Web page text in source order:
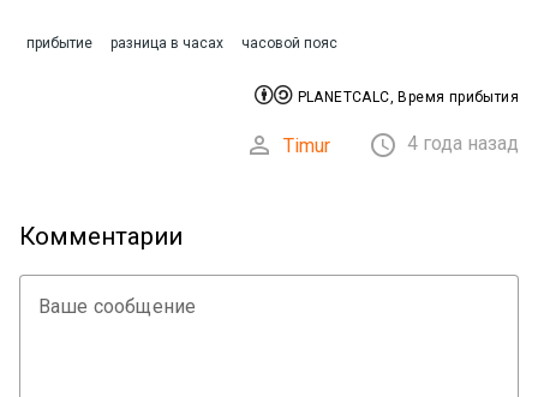
прибытие разница в часах часовой пояс
 PLANETCALC, Время прибытия
 Timur  4 года назад
Комментарии
Ваше сообщение